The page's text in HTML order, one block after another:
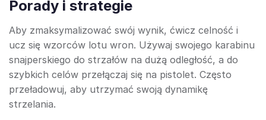
Porady i strategie
Aby zmaksymalizować swój wynik, ćwicz celność i
ucz się wzorców lotu wron. Używaj swojego karabinu
snajperskiego do strzałów na dużą odległość, a do
szybkich celów przełączaj się na pistolet. Często
przeładowuj, aby utrzymać swoją dynamikę
strzelania.